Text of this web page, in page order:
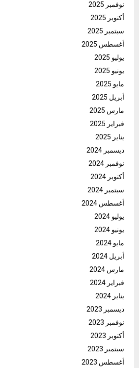
نوفمبر 2025
أكتوبر 2025
سبتمبر 2025
أغسطس 2025
يوليو 2025
يونيو 2025
مايو 2025
أبريل 2025
مارس 2025
فبراير 2025
يناير 2025
ديسمبر 2024
نوفمبر 2024
أكتوبر 2024
سبتمبر 2024
أغسطس 2024
يوليو 2024
يونيو 2024
مايو 2024
أبريل 2024
مارس 2024
فبراير 2024
يناير 2024
ديسمبر 2023
نوفمبر 2023
أكتوبر 2023
سبتمبر 2023
أغسطس 2023